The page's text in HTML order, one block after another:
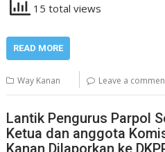
15 total views
READ MORE
Way Kanan Leave a
Lantik Pengurus Parpol
Ketua dan anggota
Kanan Dilaporkan ke